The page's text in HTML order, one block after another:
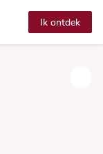
Ik ontdek